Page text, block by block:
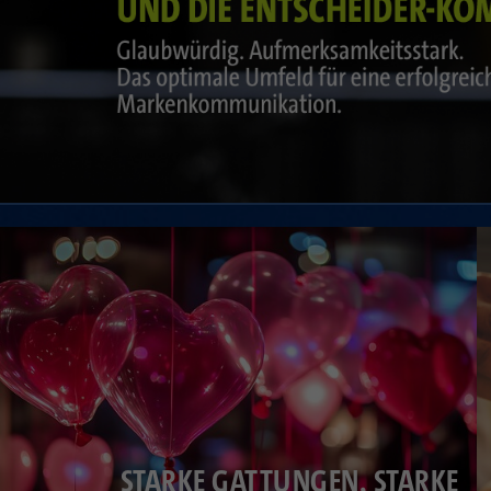
STARKE GATTUNGEN, STARKE